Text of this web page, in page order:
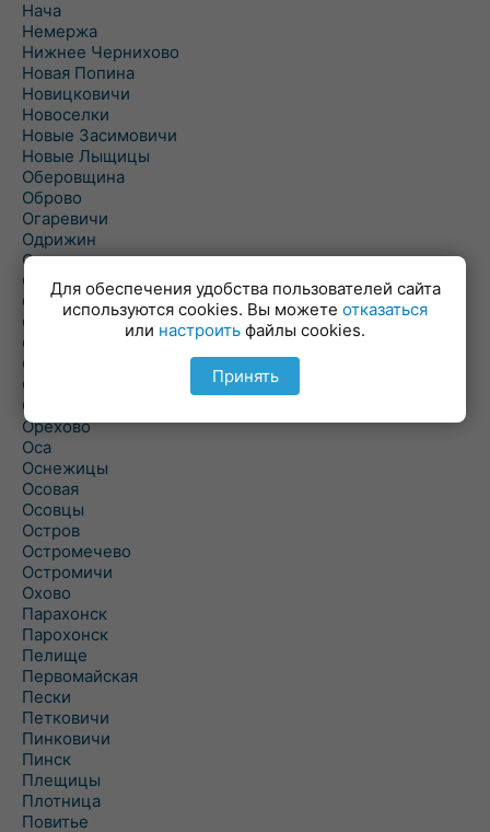
Нача
Немержа
Нижнее Чернихово
Новая Попина
Новицковичи
Новоселки
Новые Засимовичи
Новые Лыщицы
Оберовщина
Оброво
Огаревичи
Одрижин
Оздамичи
Озяты
Олтуш
Ольманы
Ольпень
Ольшаны
Омельная
Ополь
Орехово
Оса
Оснежицы
Осовая
Осовцы
Остров
Остромечево
Остромичи
Охово
Парахонск
Парохонск
Пелище
Первомайская
Пески
Петковичи
Пинковичи
Пинск
Плещицы
Плотница
Повитье
Для обеспечения удобства пользователей сайта
используются cookies. Вы можете отказаться
или настроить файлы cookies.
Принять